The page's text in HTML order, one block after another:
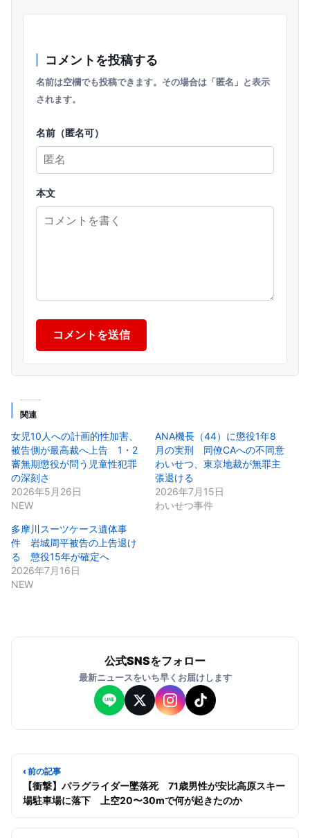
コメントを投稿する
名前は空欄でも投稿できます。その場合は「匿名」と表示
されます。
名前（匿名可）
本文
コメントを送信
関連
女児10人への計画的性加害、
被告側が最高裁へ上告 1・2
審無期懲役が問う児童性犯罪
の深刻さ
2026年5月26日
NEW
ANA機長（44）に懲役1年8
月の実刑 同僚CAへの不同意
わいせつ、東京地裁が無罪主
張退ける
2026年7月15日
わいせつ事件
多摩川スーツケース遺体事
件 岩城周平被告の上告退け
る 懲役15年が確定へ
2026年7月16日
NEW
公式SNSをフォロー
最新ニュースをいち早くお届けします
‹ 前の記事
【衝撃】パラグライダー墜落死 71歳男性が安比高原スキー
場駐車場に落下 上空20〜30mで何が起きたのか